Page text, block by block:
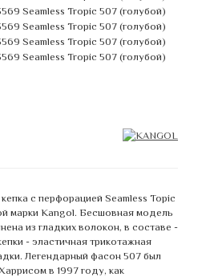
с перфорацией Seamless Topic
марки Kangol. Бесшовная модель
из гладких волокон, в составе -
- эластичная трикотажная
Легендарный фасон 507 был
в 1997 году, как